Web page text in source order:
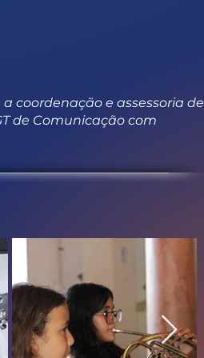
coordenação e assessoria de
de Comunicação com